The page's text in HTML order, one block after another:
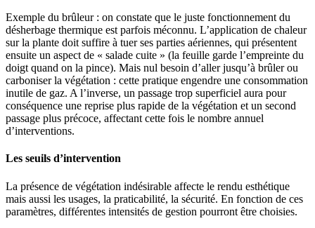
Exemple du brûleur : on constate que le juste fonctionnement du
désherbage thermique est parfois méconnu. L’application de chaleur
sur la plante doit suffire à tuer ses parties aériennes, qui présentent
ensuite un aspect de « salade cuite » (la feuille garde l’empreinte du
doigt quand on la pince). Mais nul besoin d’aller jusqu’à brûler ou
carboniser la végétation : cette pratique engendre une consommation
inutile de gaz. A l’inverse, un passage trop superficiel aura pour
conséquence une reprise plus rapide de la végétation et un second
passage plus précoce, affectant cette fois le nombre annuel
d’interventions.
Les seuils d’intervention
La présence de végétation indésirable affecte le rendu esthétique
mais aussi les usages, la praticabilité, la sécurité. En fonction de ces
paramètres, différentes intensités de gestion pourront être choisies.